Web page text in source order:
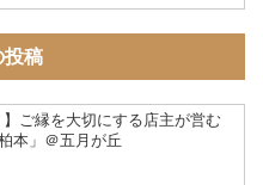
投稿
】ご縁を大切にする店主が営む
本」＠五月が丘